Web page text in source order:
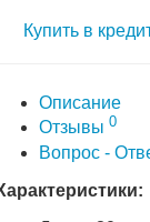
Купить в
Описание
Отзывы 0
Вопрос -